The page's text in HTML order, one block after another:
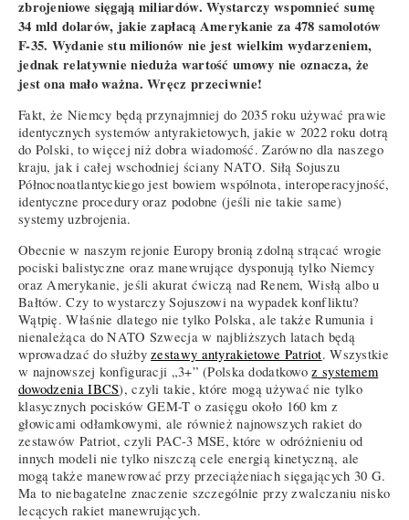
zbrojeniowe sięgają miliardów. Wystarczy wspomnieć sumę
34 mld dolarów, jakie zapłacą Amerykanie za 478 samolotów
F-35. Wydanie stu milionów nie jest wielkim wydarzeniem,
jednak relatywnie nieduża wartość umowy nie oznacza, że
jest ona mało ważna. Wręcz przeciwnie!
Fakt, że Niemcy będą przynajmniej do 2035 roku używać prawie
identycznych systemów antyrakietowych, jakie w 2022 roku dotrą
do Polski, to więcej niż dobra wiadomość. Zarówno dla naszego
kraju, jak i całej wschodniej ściany NATO. Siłą Sojuszu
Północnoatlantyckiego jest bowiem wspólnota, interoperacyjność,
identyczne procedury oraz podobne (jeśli nie takie same)
systemy uzbrojenia.
Obecnie w naszym rejonie Europy bronią zdolną strącać wrogie
pociski balistyczne oraz manewrujące dysponują tylko Niemcy
oraz Amerykanie, jeśli akurat ćwiczą nad Renem, Wisłą albo u
Bałtów. Czy to wystarczy Sojuszowi na wypadek konfliktu?
Wątpię. Właśnie dlatego nie tylko Polska, ale także Rumunia i
nienależąca do NATO Szwecja w najbliższych latach będą
wprowadzać do służbyzestawy antyrakietowe Patriot. Wszystkie
w najnowszej konfiguracji „3+” (Polska dodatkowoz systemem
dowodzenia IBCS), czyli takie, które mogą używać nie tylko
klasycznych pocisków GEM-T o zasięgu około 160 km z
głowicami odłamkowymi, ale również najnowszych rakiet do
zestawów Patriot, czyli PAC-3 MSE, które w odróżnieniu od
innych modeli nie tylko niszczą cele energią kinetyczną, ale
mogą także manewrować przy przeciążeniach sięgających 30 G.
Ma to niebagatelne znaczenie szczególnie przy zwalczaniu nisko
lecących rakiet manewrujących.